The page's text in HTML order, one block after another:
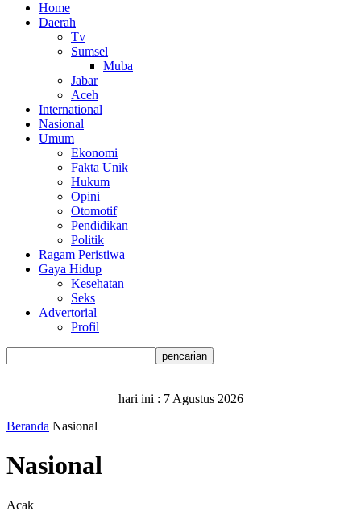
Home
Daerah
Tv
Sumsel
Muba
Jabar
Aceh
International
Nasional
Umum
Ekonomi
Fakta Unik
Hukum
Opini
Otomotif
Pendidikan
Politik
Ragam Peristiwa
Gaya Hidup
Kesehatan
Seks
Advertorial
Profil
hari ini : 7 Agustus 2026
Beranda Nasional
Nasional
Acak